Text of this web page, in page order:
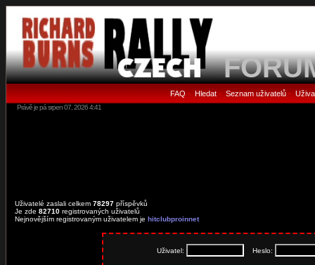
FAQ • Hledat• Seznam uživatelů•
Právě je pá srpen 07, 2026 4:41
Uživatelé zaslali celkem 78297 příspěvků
Je zde 82710 registrovaných uživatelů
Nejnovějším registrovaným uživatelem je hitclubproinnet
Uživatel: Heslo: